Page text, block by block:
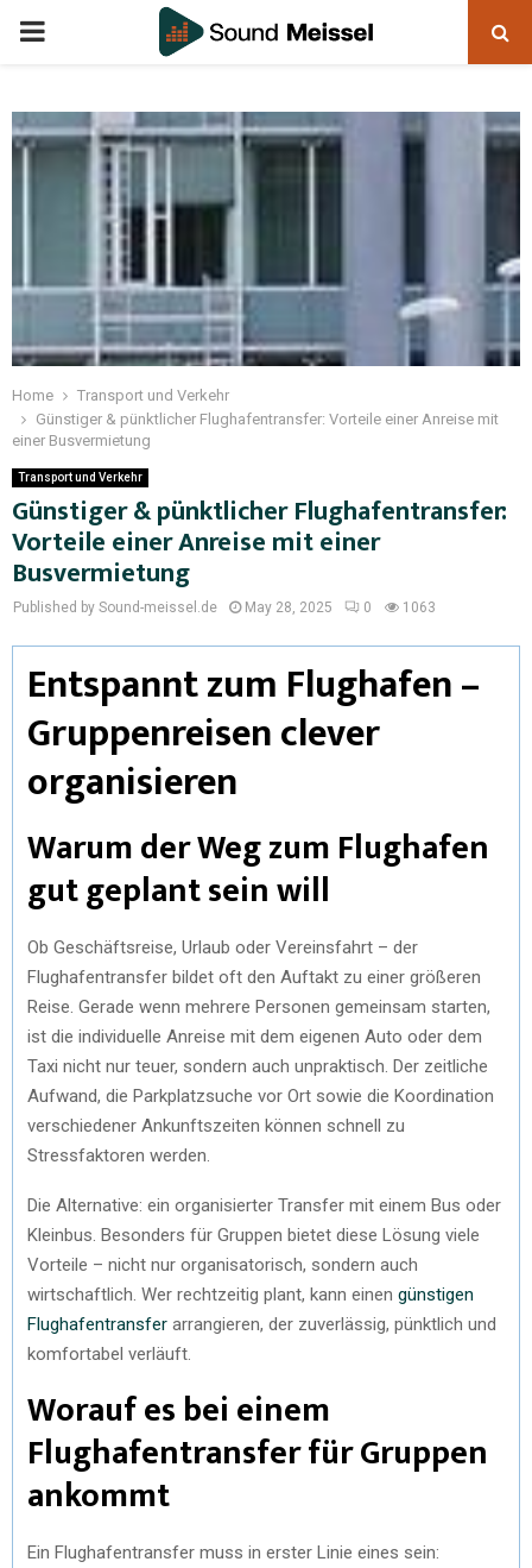
Home
Transport und Verkehr
Günstiger & pünktlicher Flughafentransfer: Vorteile einer Anreise mit
einer Busvermietung
Transport und Verkehr
Günstiger & pünktlicher Flughafentransfer:
Vorteile einer Anreise mit einer
Busvermietung
Published by Sound-meissel.de May 28, 2025 0 1063
Entspannt zum Flughafen –
Gruppenreisen clever
organisieren
Warum der Weg zum Flughafen
gut geplant sein will
Ob Geschäftsreise, Urlaub oder Vereinsfahrt – der
Flughafentransfer bildet oft den Auftakt zu einer größeren
Reise. Gerade wenn mehrere Personen gemeinsam starten,
ist die individuelle Anreise mit dem eigenen Auto oder dem
Taxi nicht nur teuer, sondern auch unpraktisch. Der zeitliche
Aufwand, die Parkplatzsuche vor Ort sowie die Koordination
verschiedener Ankunftszeiten können schnell zu
Stressfaktoren werden.
Die Alternative: ein organisierter Transfer mit einem Bus oder
Kleinbus. Besonders für Gruppen bietet diese Lösung viele
Vorteile – nicht nur organisatorisch, sondern auch
wirtschaftlich. Wer rechtzeitig plant, kann einen günstigen
Flughafentransfer arrangieren, der zuverlässig, pünktlich und
komfortabel verläuft.
Worauf es bei einem
Flughafentransfer für Gruppen
ankommt
Ein Flughafentransfer muss in erster Linie eines sein: